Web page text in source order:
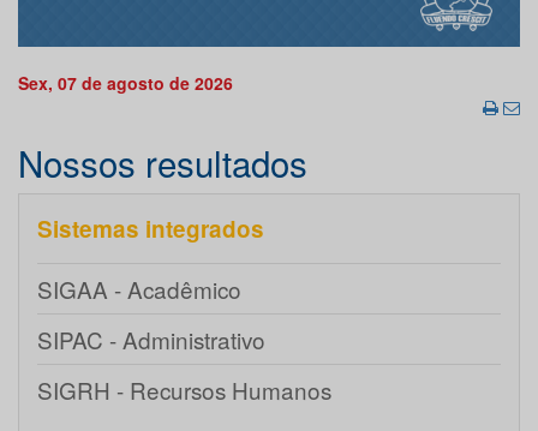
Sex, 07 de agosto de 2026
Nossos resultados
Sistemas integrados
SIGAA - Acadêmico
SIPAC - Administrativo
SIGRH - Recursos Humanos